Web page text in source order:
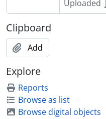
[Item]
[Item]
[Item]
Uploaded
Clipboard
Add
Explore
Reports
Browse as list
Browse digital objects